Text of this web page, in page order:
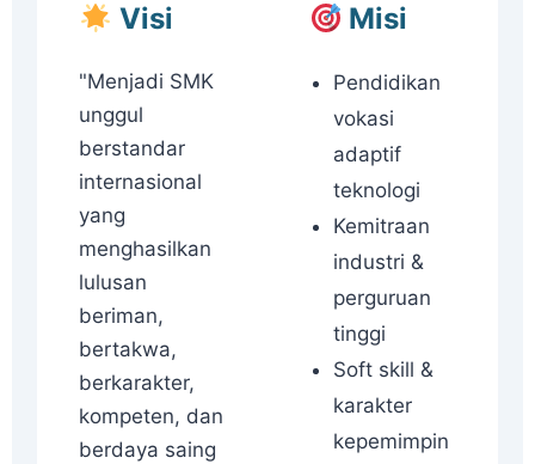
Visi
"Menjadi SMK
unggul
berstandar
internasional
yang
menghasilkan
lulusan
beriman,
bertakwa,
berkarakter,
kompeten, dan
berdaya saing
Misi
Pendidikan
vokasi
adaptif
teknologi
Kemitraan
industri &
perguruan
tinggi
Soft skill &
karakter
kepemimpin